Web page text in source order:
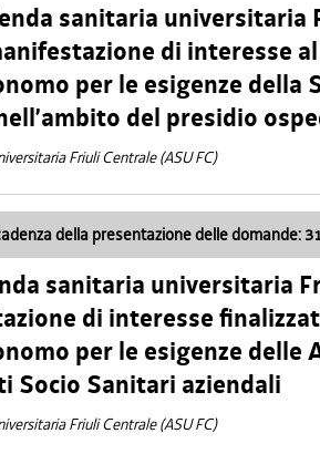
sanitaria universitaria
di interesse
per le esigenze della
del presidio
Friuli Centrale (ASU FC)
della presentazione delle domande:
sanitaria universitaria
di interesse
per le esigenze delle
Socio Sanitari aziendali
Friuli Centrale (ASU FC)